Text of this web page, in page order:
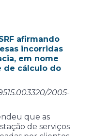
afirmando
incorridas
em nome
de cálculo do
2005-
que as
de serviços